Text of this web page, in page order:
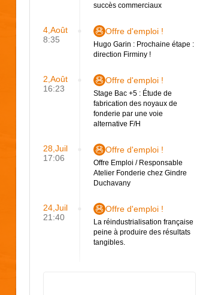
succès commerciaux
4,Août
8:35
Offre d'emploi !
Hugo Garin : Prochaine étape :
direction Firminy !
2,Août
16:23
Offre d'emploi !
Stage Bac +5 : Étude de
fabrication des noyaux de
fonderie par une voie
alternative F/H
28,Juil
17:06
Offre d'emploi !
Offre Emploi / Responsable
Atelier Fonderie chez Gindre
Duchavany
24,Juil
21:40
Offre d'emploi !
La réindustrialisation française
peine à produire des résultats
tangibles.